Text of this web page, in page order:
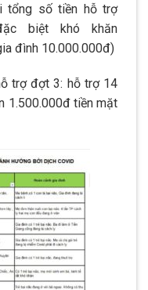
tổng số tiền hỗ trợ
biệt khó khăn
đình 10.000.000đ)
trợ đợt 3: hỗ trợ 14
1.500.000đ tiền mặt